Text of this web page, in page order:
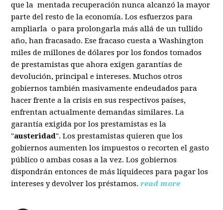
que la mentada recuperación nunca alcanzó la mayor
parte del resto de la economía. Los esfuerzos para
ampliarla o para prolongarla más allá de un tullido
año, han fracasado. Ese fracaso cuesta a Washington
miles de millones de dólares por los fondos tomados
de prestamistas que ahora exigen garantías de
devolución, principal e intereses. Muchos otros
gobiernos también masivamente endeudados para
hacer frente a la crisis en sus respectivos países,
enfrentan actualmente demandas similares. La
garantía exigida por los prestamistas es la
"austeridad". Los prestamistas quieren que los
gobiernos aumenten los impuestos o recorten el gasto
público o ambas cosas a la vez. Los gobiernos
dispondrán entonces de más liquideces para pagar los
intereses y devolver los préstamos. read more